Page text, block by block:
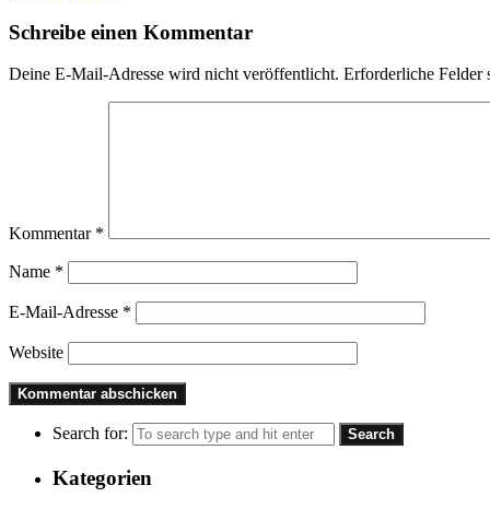
Schreibe einen Kommentar
Deine E-Mail-Adresse wird nicht veröffentlicht. Erforderliche Felder
Kommentar *
Name *
E-Mail-Adresse *
Website
Search for:
Kategorien